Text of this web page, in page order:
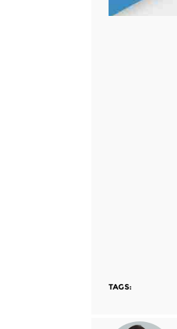
TAGS: